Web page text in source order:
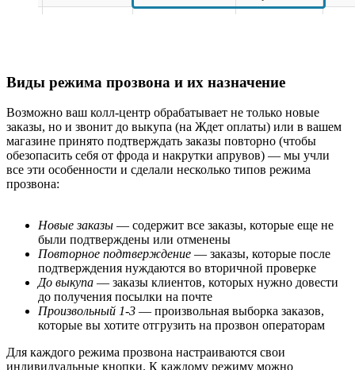
Виды режима прозвона и их назначение
Возможно ваш колл-центр обрабатывает не только новые
заказы, но и звонит до выкупа (на Ждет оплаты) или в вашем
магазине принято подтверждать заказы повторно (чтобы
обезопасить себя от фрода и накрутки апрувов) — мы учли
все эти особенности и сделали несколько типов режима
прозвона:
Новые заказы — содержит все заказы, которые еще не
были подтверждены или отменены
Повторное подтверждение — заказы, которые после
подтверждения нуждаются во вторичной проверке
До выкупа — заказы клиентов, которых нужно довести
до получения посылки на почте
Произвольный 1-3 — произвольная выборка заказов,
которые вы хотите отгрузить на прозвон операторам
Для каждого режима прозвона настраиваются свои
индивидуальные кнопки. К каждому режиму можно